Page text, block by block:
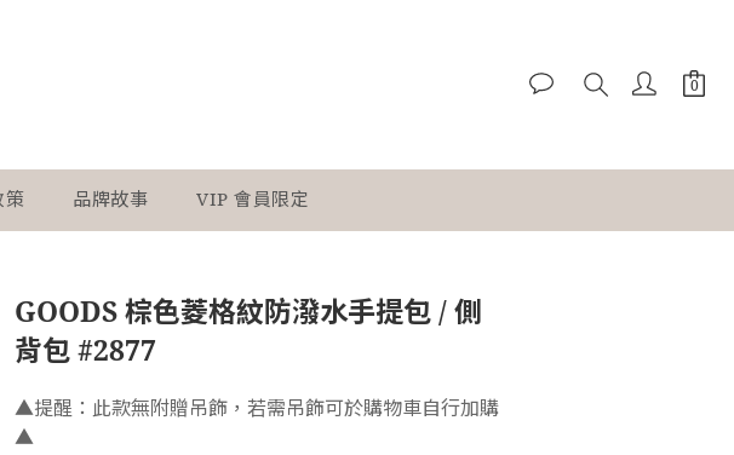
策 品牌故事 VIP 會員限定
GOODS 棕色菱格紋防潑水手提包 / 側
背包 #2877
▲提醒：此款無附贈吊飾，若需吊飾可於購物車自行加購
▲